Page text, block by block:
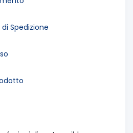
Spedizione